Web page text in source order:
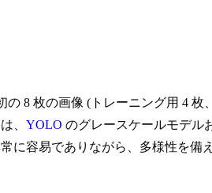
の 8 枚の画像 (トレーニング用 4
、 YOLO のグレースケールモデル
に容易でありながら、多様性を